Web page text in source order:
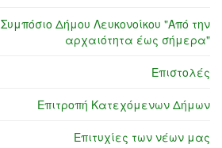
Δήμου Λευκονοίκου "Από την
αρχαιότητα έως σήμερα"
Επιστολές
Επιτροπή Κατεχόμενων Δήμων
Επιτυχίες των νέων μας